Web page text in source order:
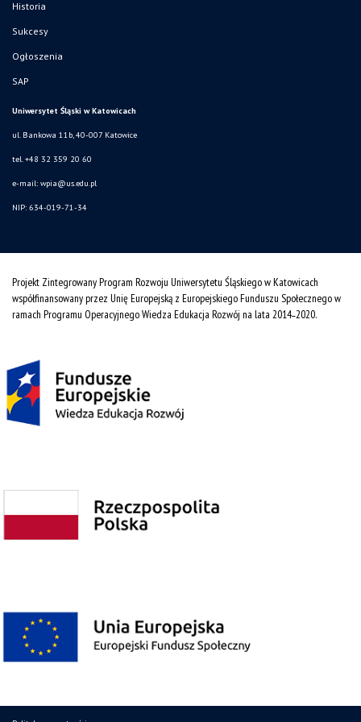
Historia
Sukcesy
Ogłoszenia
SAP
Uniwersytet Śląski w Katowicach
ul. Bankowa 11b, 40-007 Katowice
tel. +48 32 359 20 60
e-mail: wpia@us.edu.pl
NIP: 634-019-71-34
Projekt Zintegrowany Program Rozwoju Uniwersytetu Śląskiego w Katowicach
współfinansowany przez Unię Europejską z Europejskiego Funduszu Społecznego w
ramach Programu Operacyjnego Wiedza Edukacja Rozwój na lata 2014˗2020.